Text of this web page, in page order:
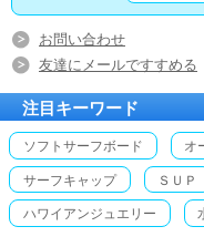
お問い合わせ
友達にメールですすめる
注目キーワード
ソフトサーフボード オ
サーフキャップ ＳＵＰ
ハワイアンジュエリー